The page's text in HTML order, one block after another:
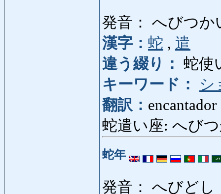
発音： へびつか
漢字： 蛇 , 遣
違う綴り： 蛇使
キーワード：
シ
翻訳： encantador
蛇遣い座: へび
蛇年
発音： へびどし